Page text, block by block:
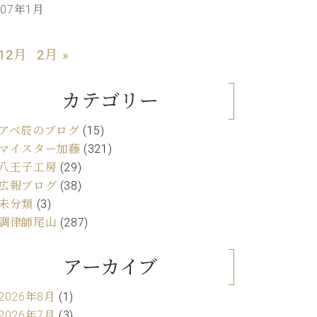
年1月
月 2月 »
カテゴリー
アベ辰のブログ (15)
イスター加藤 (321)
八王子工房 (29)
広報ブログ (38)
分類 (3)
律師尾山 (287)
アーカイブ
年8月 (1)